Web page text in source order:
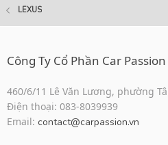
LEXUS
Công Ty Cổ Phần Car Passion
460/6/11 Lê Văn Lương, phường
Điện thoại: 083-8039939
Email: contact@carpassion.vn